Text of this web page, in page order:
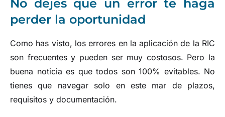
No dejes que un error te haga
perder la oportunidad
Como has visto, los errores en la aplicación de la RIC
son frecuentes y pueden ser muy costosos. Pero la
buena noticia es que todos son 100% evitables. No
tienes que navegar solo en este mar de plazos,
requisitos y documentación.